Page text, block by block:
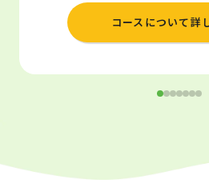
コースについて詳